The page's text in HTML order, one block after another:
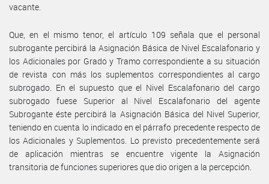
vacante.
Que, en el mismo tenor, el artículo 109 señala que el personal
subrogante percibirá la Asignación Básica de Nivel Escalafonario y
los Adicionales por Grado y Tramo correspondiente a su situación
de revista con más los suplementos correspondientes al cargo
subrogado. En el supuesto que el Nivel Escalafonario del cargo
subrogado fuese Superior al Nivel Escalafonario del agente
Subrogante éste percibirá la Asignación Básica del Nivel Superior,
teniendo en cuenta lo indicado en el párrafo precedente respecto de
los Adicionales y Suplementos. Lo previsto precedentemente será
de aplicación mientras se encuentre vigente la Asignación
transitoria de funciones superiores que dio origen a la percepción.